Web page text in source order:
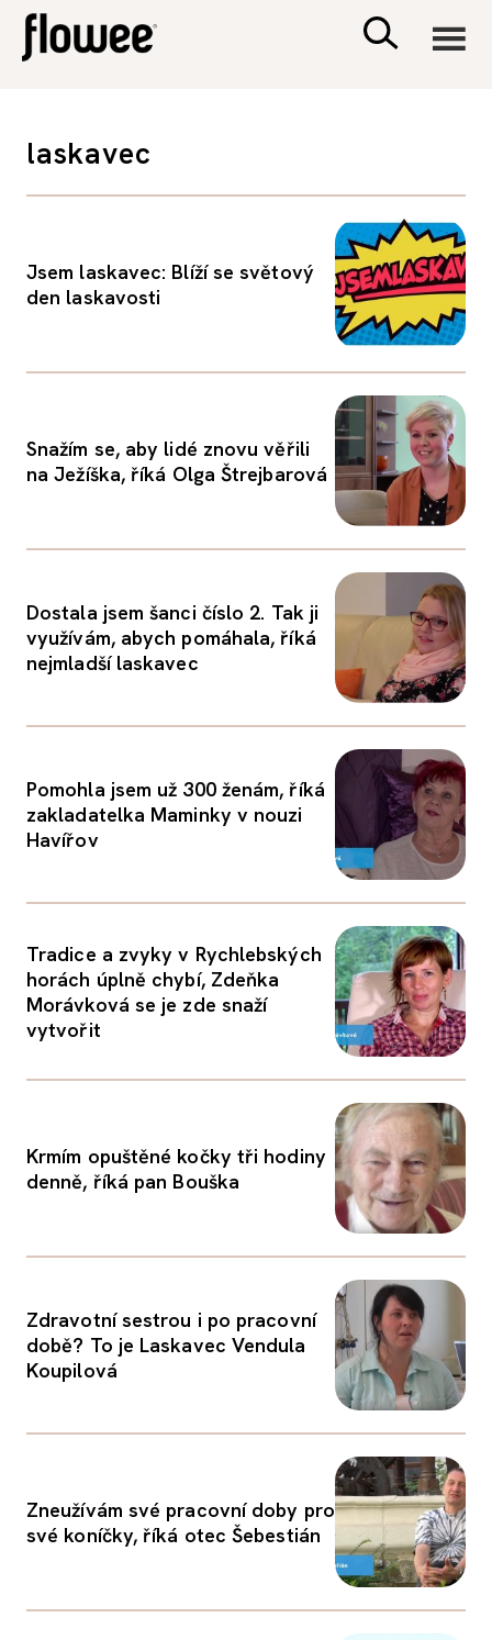
PORADNA
laskavec
Jsem laskavec: Blíží se světový
den laskavosti
Snažím se, aby lidé znovu věřili
na Ježíška, říká Olga Štrejbarová
Dostala jsem šanci číslo 2. Tak ji
využívám, abych pomáhala, říká
nejmladší laskavec
Pomohla jsem už 300 ženám, říká
zakladatelka Maminky v nouzi
Havířov
Tradice a zvyky v Rychlebských
horách úplně chybí, Zdeňka
Morávková se je zde snaží
vytvořit
Krmím opuštěné kočky tři hodiny
denně, říká pan Bouška
Zdravotní sestrou i po pracovní
době? To je Laskavec Vendula
Koupilová
Zneužívám své pracovní doby pro
své koníčky, říká otec Šebestián